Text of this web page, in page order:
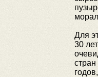
Для
30